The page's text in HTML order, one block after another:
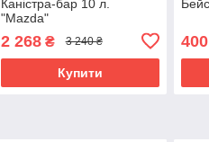
Каністра-бар 10 л.
"Mazda"
2 268₴ 3 240 ₴
Купити
400